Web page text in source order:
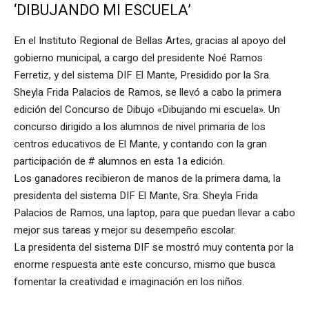
‘DIBUJANDO MI ESCUELA’
En el Instituto Regional de Bellas Artes, gracias al apoyo del
gobierno municipal, a cargo del presidente Noé Ramos
Ferretiz, y del sistema DIF El Mante, Presidido por la Sra.
Sheyla Frida Palacios de Ramos, se llevó a cabo la primera
edición del Concurso de Dibujo «Dibujando mi escuela». Un
concurso dirigido a los alumnos de nivel primaria de los
centros educativos de El Mante, y contando con la gran
participación de # alumnos en esta 1a edición.
Los ganadores recibieron de manos de la primera dama, la
presidenta del sistema DIF El Mante, Sra. Sheyla Frida
Palacios de Ramos, una laptop, para que puedan llevar a cabo
mejor sus tareas y mejor su desempeño escolar.
La presidenta del sistema DIF se mostró muy contenta por la
enorme respuesta ante este concurso, mismo que busca
fomentar la creatividad e imaginación en los niños.